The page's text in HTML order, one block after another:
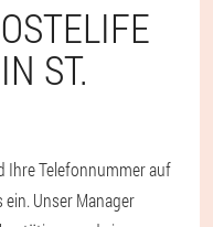
ST.
Ihre Telefonnummer auf
Unser Manager